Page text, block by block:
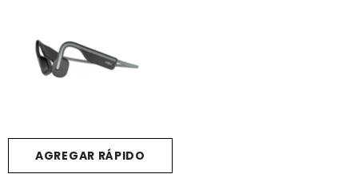
AGREGAR RÁPIDO